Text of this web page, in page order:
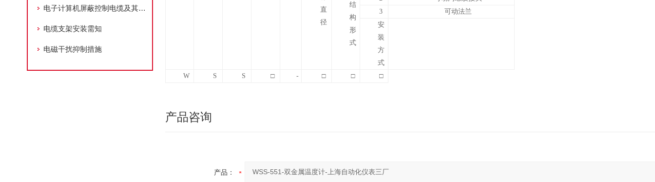
电子计算机屏蔽控制电缆及其其他电缆的安装
电缆支架安装需知
电磁干扰抑制措施
直
径
结
构
形
式
3
可动法兰
安
装
方
式
W
S S □ - □ □ □
产品咨询
产品：